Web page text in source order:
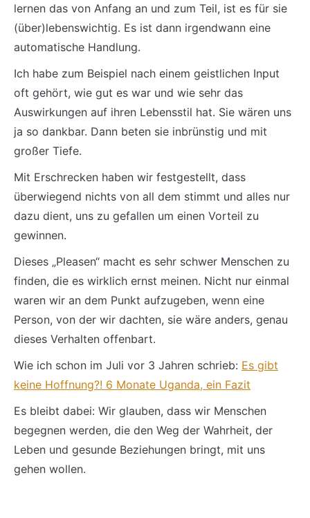
lernen das von Anfang an und zum Teil, ist es für sie
(über)lebenswichtig. Es ist dann irgendwann eine
automatische Handlung.
Ich habe zum Beispiel nach einem geistlichen Input
oft gehört, wie gut es war und wie sehr das
Auswirkungen auf ihren Lebensstil hat. Sie wären uns
ja so dankbar. Dann beten sie inbrünstig und mit
großer Tiefe.
Mit Erschrecken haben wir festgestellt, dass
überwiegend nichts von all dem stimmt und alles nur
dazu dient, uns zu gefallen um einen Vorteil zu
gewinnen.
Dieses „Pleasen“ macht es sehr schwer Menschen zu
finden, die es wirklich ernst meinen. Nicht nur einmal
waren wir an dem Punkt aufzugeben, wenn eine
Person, von der wir dachten, sie wäre anders, genau
dieses Verhalten offenbart.
Wie ich schon im Juli vor 3 Jahren schrieb: Es gibt
keine Hoffnung?! 6 Monate Uganda, ein Fazit
Es bleibt dabei: Wir glauben, dass wir Menschen
begegnen werden, die den Weg der Wahrheit, der
Leben und gesunde Beziehungen bringt, mit uns
gehen wollen.